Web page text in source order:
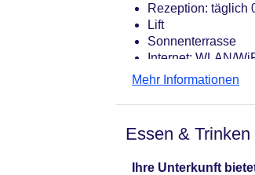
Rezeption: täglich
Lift
Sonnenterrasse
Internet: WLAN/
Zahlungsarten:
Landeskategorie: 4
Mehr Informationen
Essen & Trinken
Ihre Unterkunft